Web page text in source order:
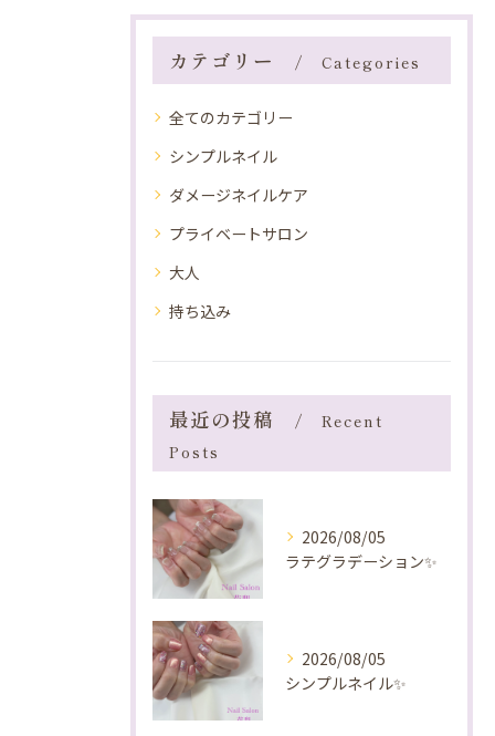
カテゴリー Categories
全てのカテゴリー
シンプルネイル
ダメージネイルケア
プライベートサロン
大人
持ち込み
最近の投稿
Recent
Posts
2026/08/05
ラテグラデーション✨️
2026/08/05
シンプルネイル✨️